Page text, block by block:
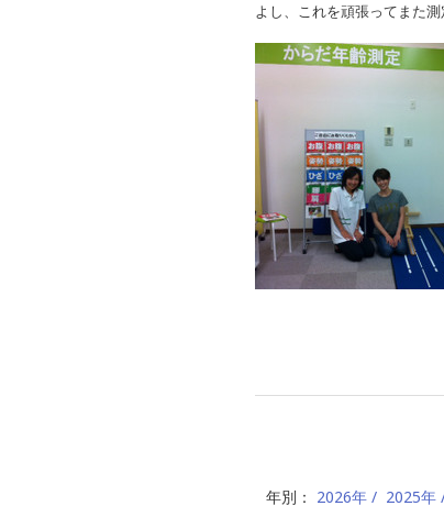
よし、これを頑張ってまた
年別： 2026年 2025年